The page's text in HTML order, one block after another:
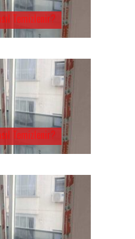
Temizlenir?
Temizlenir?